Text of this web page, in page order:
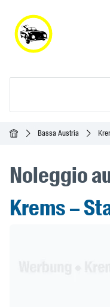
Home Bassa Austria
Noleggio
Krems –